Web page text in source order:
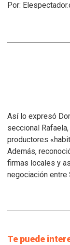
Por:
Así lo expresó
seccional
productores
Además,
firmas locales y
negociación entre
Te puede